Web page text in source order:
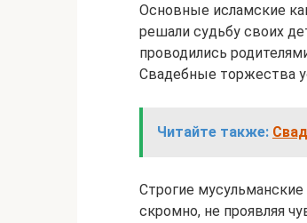
Основные исламские
решали судьбу своих
проводились
Свадебные торжества
Читайте также:
Строгие
скромно, не проявляя